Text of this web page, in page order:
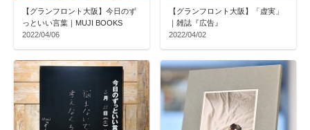
【グランフロント大阪】今日のず
っといい言葉｜MUJI BOOKS
2022/04/06
【グランフロント大阪】「虚実」
｜雑誌『広告』
2022/04/02